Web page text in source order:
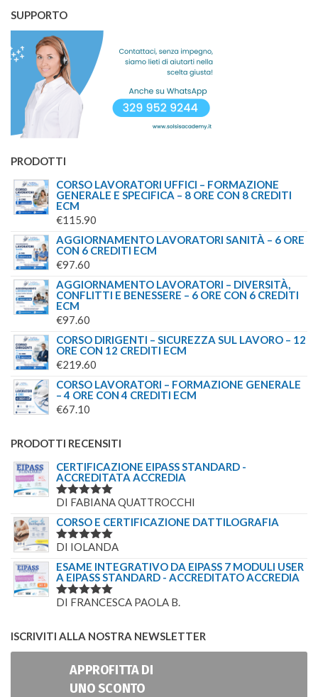
SUPPORTO
PRODOTTI
CORSO LAVORATORI UFFICI – FORMAZIONE
GENERALE E SPECIFICA – 8 ORE CON 8 CREDITI
ECM
€115.90
AGGIORNAMENTO LAVORATORI SANITÀ – 6 ORE
CON 6 CREDITI ECM
€97.60
AGGIORNAMENTO LAVORATORI – DIVERSITÀ,
CONFLITTI E BENESSERE – 6 ORE CON 6 CREDITI
ECM
€97.60
CORSO DIRIGENTI – SICUREZZA SUL LAVORO – 12
ORE CON 12 CREDITI ECM
€219.60
CORSO LAVORATORI – FORMAZIONE GENERALE
– 4 ORE CON 4 CREDITI ECM
€67.10
PRODOTTI RECENSITI
CERTIFICAZIONE EIPASS STANDARD -
ACCREDITATA ACCREDIA
VALUTATO
DI FABIANA QUATTROCCHI
CORSO E CERTIFICAZIONE DATTILOGRAFIA
VALUTATO
DI IOLANDA
ESAME INTEGRATIVO DA EIPASS 7 MODULI USER
A EIPASS STANDARD - ACCREDITATO ACCREDIA
VALUTATO
DI FRANCESCA PAOLA B.
ISCRIVITI ALLA NOSTRA NEWSLETTER
APPROFITTA DI
UNO SCONTO